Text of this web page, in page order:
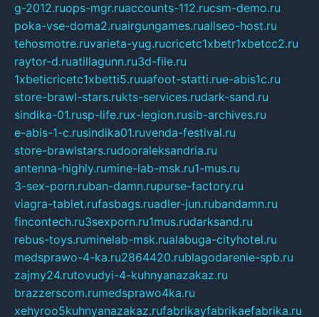
g-2012.ruops-mgr.ruaccounts-112.rucsm-demo.ru
poka-vse-doma2.ruairgungames.ruallseo-host.ru
tehosmotre.ruvarieta-yug.rucricetc1xbetr1xbetcc2.ru
raytor-d.ruatillagunn.ru3d-file.ru
1xbeticricetc1xbetti5.ruuafoot-statti.rue-abis1c.ru
store-brawl-stars.rukts-services.rudark-sand.ru
sindika-01.rusp-life.rux-legion.rusib-archives.ru
e-abis-1-c.rusindika01.ruvenda-festival.ru
store-brawlstars.rudooraleksandria.ru
antenna-highly.rumine-lab-msk.ru1-mus.ru
3-sex-porn.ruban-damn.rupurse-factory.ru
viagra-tablet.rufasbags.ruadler-jun.rubandamn.ru
fincontech.ru3sexporn.ru1mus.rudarksand.ru
rebus-toys.ruminelab-msk.rualabuga-cityhotel.ru
medsprawo-4-ka.ru2864420.rublagodarenie-spb.ru
zajmy24.rutovudyi-4-kuhnyanazakaz.ru
brazzerscom.rumedsprawo4ka.ru
xehyroo5kuhnyanazakaz.rufabrikayfabrikaefabrika.ru